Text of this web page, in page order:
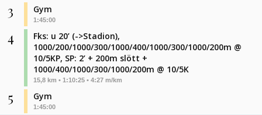
3 Gym
1:45:00
4
Fks: u 20’ (->Stadion),
1000/200/1000/300/1000/400/1000/300/1000/200m @
10/5KP, SP: 2’ + 200m slött +
1000/400/1000/300/1000/200m @ 10/5K
15,8 km • 1:10:25 • 4:27 m/km
5 Gym
1:45:00